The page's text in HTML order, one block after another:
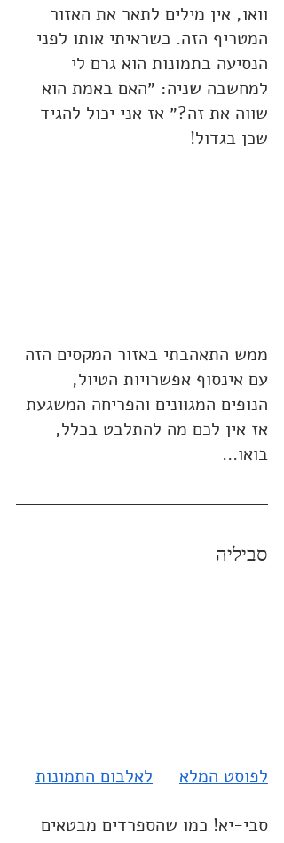
וואו, אין מילים לתאר את האזור
המטריף הזה. כשראיתי אותו לפני
הנסיעה בתמונות הוא גרם לי
למחשבה שניה: ״האם באמת הוא
שווה את זה?״ אז אני יכול להגיד
שכן בגדול!
ממש התאהבתי באזור המקסים הזה
עם אינסוף אפשרויות הטיול,
הנופים המגוונים והפריחה המשגעת
אז אין לכם מה להתלבט בכלל,
בואו...
סביליה
לפוסט המלא לאלבום התמונות
סבי-יא! כמו שהספרדים מבטאים